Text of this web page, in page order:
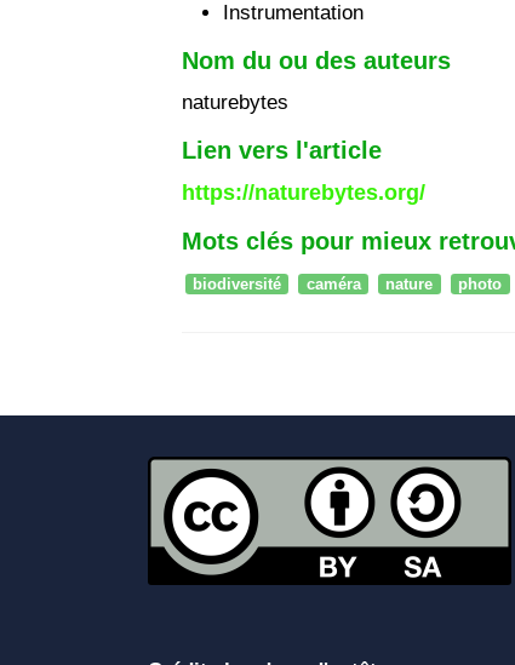
Instrumentation
Nom du ou des auteurs
naturebytes
Lien vers l'article
https://naturebytes.org/
Mots clés pour mieux
biodiversité caméra nature photo